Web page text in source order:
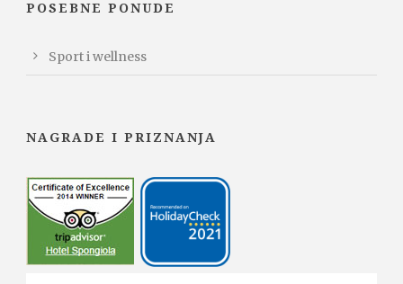
POSEBNE PONUDE
Sport i wellness
NAGRADE I PRIZNANJA